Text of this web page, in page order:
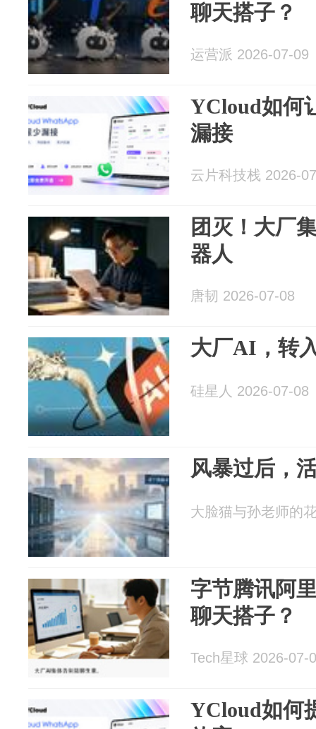
聊天搭子？
运营派 2026-07-09
YCloud如何
漏接
云片科技栈 2026-
团灭！大厂
器人
唐韧 2026-07-08
大厂AI，转
硅星人 2026-07-08
风暴过后，
大脸猫与孙老师的
字节腾讯阿
聊天搭子？
Tech星球 2026-07-
YCloud如何